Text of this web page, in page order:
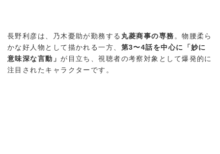
長野利彦は、乃木憂助が勤務する 丸菱商事の専務 。物腰柔ら
かな好人物として描かれる一方、 第3〜4話を中心に「妙に
意味深な言動」が目立ち、視聴者の考察対象として爆発的に
注目されたキャラクターです。